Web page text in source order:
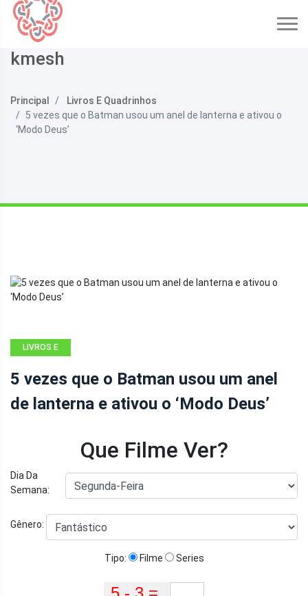
kmesh
Principal
Livros E Quadrinhos
5 vezes que o Batman usou um anel de lanterna e ativou o
‘Modo Deus’
LIVROS E
5 vezes que o Batman usou um anel
de lanterna e ativou o ‘Modo Deus’
Que Filme Ver?
Dia Da
Semana:
Gênero:
Tipo: Filme Series